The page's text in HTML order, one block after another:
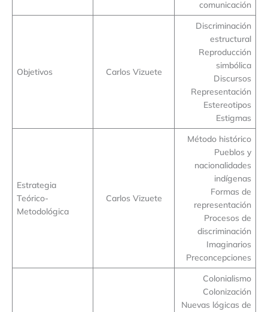
comunicación
Objetivos Carlos Vizuete
Discriminación
estructural
Reproducción
simbólica
Discursos
Representación
Estereotipos
Estigmas
Estrategia
Teórico-
Metodológica
Carlos Vizuete
Método histórico
Pueblos y
nacionalidades
indígenas
Formas de
representación
Procesos de
discriminación
Imaginarios
Preconcepciones
Colonialismo
Colonización
Nuevas lógicas de